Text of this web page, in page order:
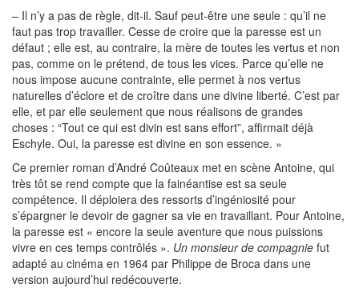
– Il n’y a pas de règle, dit-il. Sauf peut-être une seule : qu’il ne
faut pas trop travailler. Cesse de croire que la paresse est un
défaut ; elle est, au contraire, la mère de toutes les vertus et non
pas, comme on le prétend, de tous les vices. Parce qu’elle ne
nous impose aucune contrainte, elle permet à nos vertus
naturelles d’éclore et de croître dans une divine liberté. C’est par
elle, et par elle seulement que nous réalisons de grandes
choses : “Tout ce qui est divin est sans effort”, affirmait déjà
Eschyle. Oui, la paresse est divine en son essence. »
Ce premier roman d’André Coûteaux met en scène Antoine, qui
très tôt se rend compte que la fainéantise est sa seule
compétence. Il déploiera des ressorts d’ingéniosité pour
s’épargner le devoir de gagner sa vie en travaillant. Pour Antoine,
la paresse est « encore la seule aventure que nous puissions
vivre en ces temps contrôlés ». Un monsieur de compagnie fut
adapté au cinéma en 1964 par Philippe de Broca dans une
version aujourd’hui redécouverte.